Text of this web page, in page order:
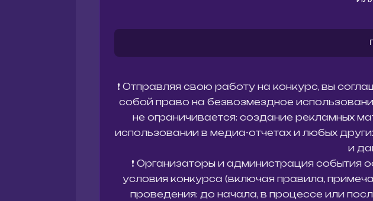
❗ Отправляя свою работу на конкурс, вы
собой право на безвозмездное
не ограничивается: создание рекламных
использовании в медиа-отчетах и любых
и
❗ Организаторы и администрация события
условия конкурса (включая правила,
проведения: до начала, в процессе или